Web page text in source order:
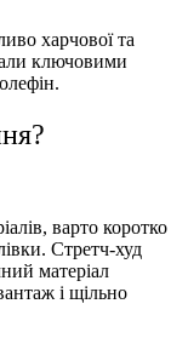
харчової та
ключовими
варто коротко
Стретч-худ
матеріал
і щільно